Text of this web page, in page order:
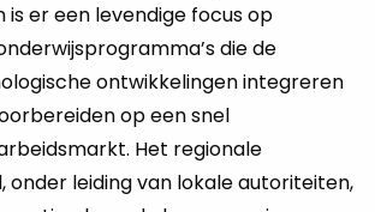
is er een levendige focus op
die de
ontwikkelingen integreren
op een snel
Het regionale
onder leiding van lokale autoriteiten,